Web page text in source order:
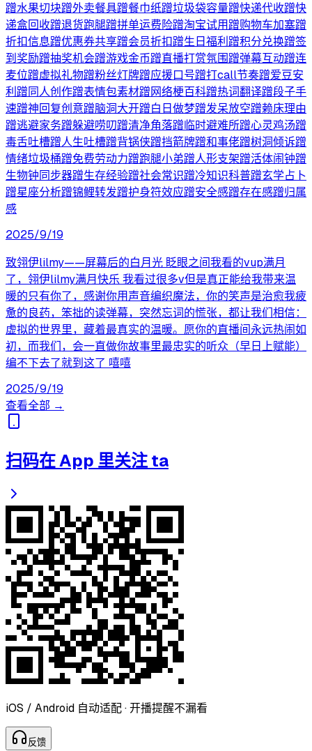
蹭水果切块蹭外卖餐具蹭餐巾纸蹭垃圾袋容量蹭快递代收蹭快
递盒回收蹭退货跑腿蹭拼单运费险蹭淘宝试用蹭购物车加塞蹭
折扣信息蹭优惠券共享蹭会员折扣蹭生日福利蹭积分兑换蹭签
到奖励蹭抽奖机会蹭游戏金币蹭直播打赏氛围蹭弹幕互动蹭连
麦位蹭虚拟礼物蹭粉丝灯牌蹭应援口号蹭打call节奏蹭爱豆安
利蹭同人创作蹭表情包素材蹭网络梗百科蹭热词翻译蹭段子手
速蹭神回复创意蹭脑洞大开蹭白日做梦蹭发呆放空蹭赖床理由
蹭逃避家务蹭躲避唠叨蹭清净角落蹭临时避难所蹭心灵鸡汤蹭
毒舌吐槽蹭人生吐槽蹭背锅侠蹭挡箭牌蹭和事佬蹭树洞倾诉蹭
情绪垃圾桶蹭免费劳动力蹭跑腿小弟蹭人形支架蹭活体闹钟蹭
生物钟同步器蹭生存经验蹭社会常识蹭冷知识科普蹭玄学占卜
蹭星座分析蹭锦鲤转发蹭护身符效应蹭安全感蹭存在感蹭归属
感
2025/9/19
致翎伊lilmy——屏幕后的白月光 眨眼之间我看的vup满月
了，翎伊lilmy满月快乐 我看过很多v但是真正能给我带来温
暖的只有你了，感谢你用声音编织魔法，你的笑声是治愈我疲
惫的良药，笨拙的读弹幕，突然忘词的慌张，都让我们相信：
虚拟的世界里，藏着最真实的温暖。愿你的直播间永远热闹如
初，而我们，会一直做你故事里最忠实的听众（早日上赋能）
编不下去了就到这了 嘻嘻
2025/9/19
查看全部 →
扫码在 App 里关注 ta
iOS / Android 自动适配 · 开播提醒不漏看
反馈